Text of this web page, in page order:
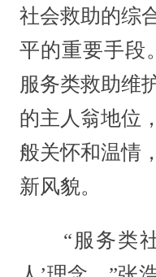
社会救助的综
平的重要手段
服务类救助维
的主人翁地位
般关怀和温情
新风貌。
“服务类社